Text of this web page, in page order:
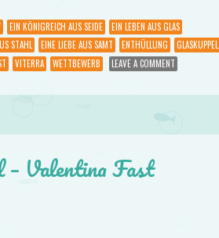
EIN KÖNIGREICH AUS SEIDE
EIN LEBEN AUS GLAS
STAHL EINE LIEBE AUS SAMT ENTHÜLLUNG GLASKUPPEL
VITERRA WETTBEWERB LEAVE A COMMENT
Valentina Fast